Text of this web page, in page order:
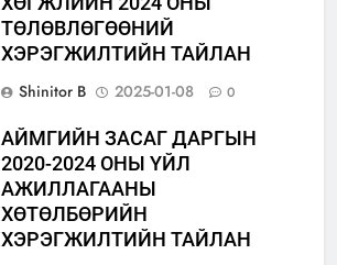
ТӨЛӨВЛӨГӨӨНИЙ
ХЭРЭГЖИЛТИЙН ТАЙЛАН
Shinitor B
2025-01-08 0
АЙМГИЙН ЗАСАГ ДАРГЫН
2020-2024 ОНЫ ҮЙЛ
АЖИЛЛАГААНЫ
ХӨТӨЛБӨРИЙН
ХЭРЭГЖИЛТИЙН ТАЙЛАН